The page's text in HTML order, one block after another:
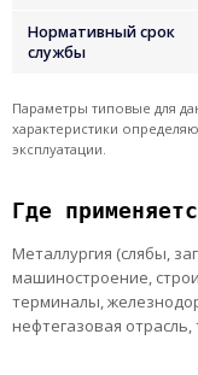
Нормативный срок
службы
Параметры типовые для
характеристики
эксплуатации.
Где
Металлургия (слябы,
машиностроение,
терминалы,
нефтегазовая